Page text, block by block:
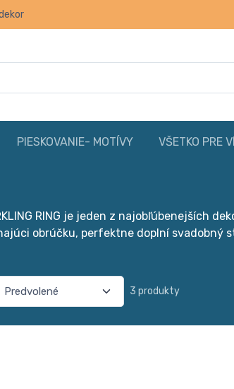
PIESKOVANIE- MOTÍVY VŠETKO PRE
RING je jeden z najobľúbenejších
obrúčku, perfektne doplní svadobný
3 produkty